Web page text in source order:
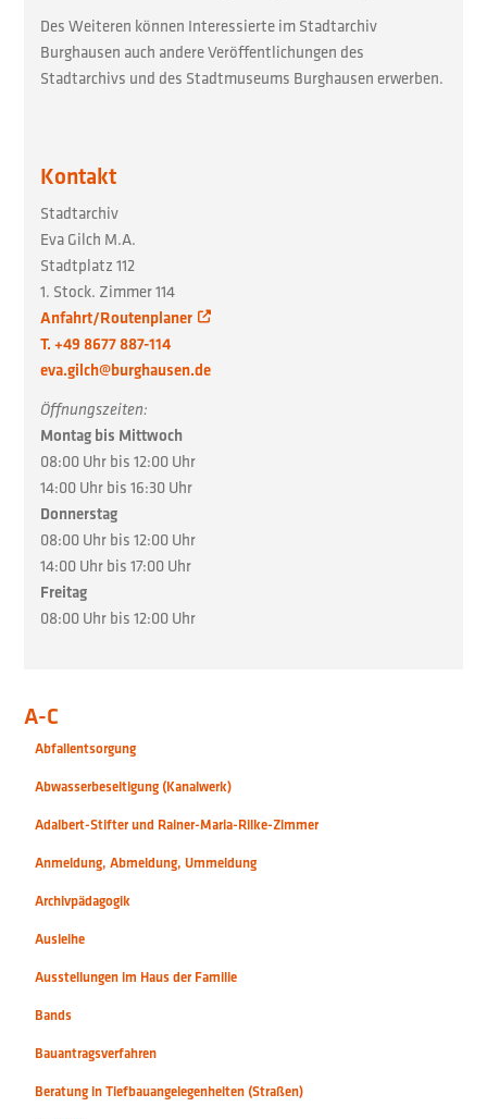
Des Weiteren können Interessierte im Stadtarchiv
Burghausen auch andere Veröffentlichungen des
Stadtarchivs und des Stadtmuseums Burghausen erwerben.
Kontakt
Stadtarchiv
Eva Gilch M.A.
Stadtplatz 112
1. Stock. Zimmer 114
Anfahrt/Routenplaner
T. +49 8677 887-114
eva.gilch@burghausen.de
Öffnungszeiten:
Montag bis Mittwoch
08:00 Uhr bis 12:00 Uhr
14:00 Uhr bis 16:30 Uhr
Donnerstag
08:00 Uhr bis 12:00 Uhr
14:00 Uhr bis 17:00 Uhr
Freitag
08:00 Uhr bis 12:00 Uhr
A-C
Abfallentsorgung
Abwasserbeseitigung (Kanalwerk)
Adalbert-Stifter und Rainer-Maria-Rilke-Zimmer
Anmeldung, Abmeldung, Ummeldung
Archivpädagogik
Ausleihe
Ausstellungen im Haus der Familie
Bands
Bauantragsverfahren
Beratung in Tiefbauangelegenheiten (Straßen)